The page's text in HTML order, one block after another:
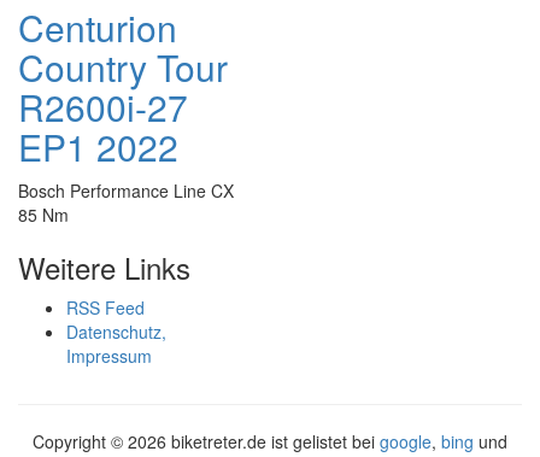
Centurion
Country Tour
R2600i-27
EP1 2022
Bosch Performance Line CX
85 Nm
Weitere Links
RSS Feed
Datenschutz,
Impressum
Copyright © 2026 biketreter.de ist gelistet bei google, bing und